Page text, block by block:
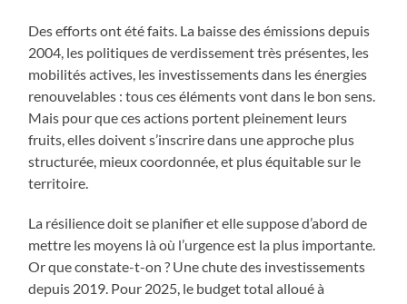
Des efforts ont été faits. La baisse des émissions depuis
2004, les politiques de verdissement très présentes, les
mobilités actives, les investissements dans les énergies
renouvelables : tous ces éléments vont dans le bon sens.
Mais pour que ces actions portent pleinement leurs
fruits, elles doivent s’inscrire dans une approche plus
structurée, mieux coordonnée, et plus équitable sur le
territoire.
La résilience doit se planifier et elle suppose d’abord de
mettre les moyens là où l’urgence est la plus importante.
Or que constate-t-on ? Une chute des investissements
depuis 2019. Pour 2025, le budget total alloué à